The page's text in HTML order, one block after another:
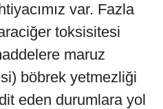
var. Fazla
toksisitesi
maruz
böbrek yetmezliği
eden durumlara yol